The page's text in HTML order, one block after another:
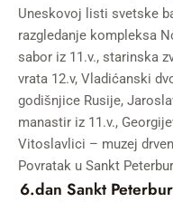
Uneskovoj listi svetske
razgledanje kompleksa
sabor iz 11.v., starinska
vrata 12.v, Vladićanski
godišnjice Rusije,
manastir iz 11.v.,
Vitoslavlici – muzej
Povratak u Sankt
6.dan Sankt